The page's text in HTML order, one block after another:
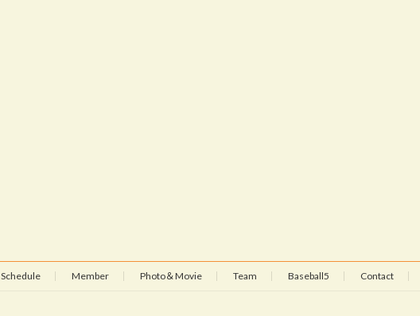
Schedule Member Photo＆Movie Team Baseball5 Contact